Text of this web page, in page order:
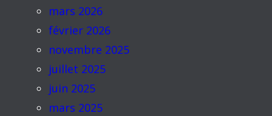
mars 2026
février 2026
novembre 2025
juillet 2025
juin 2025
mars 2025